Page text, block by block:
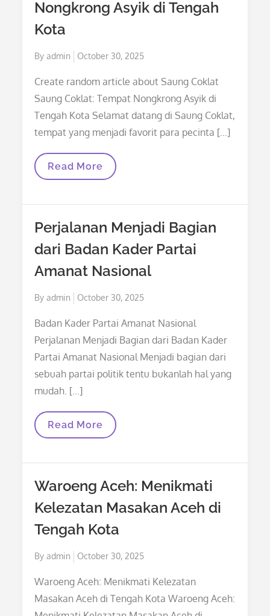
Nongkrong Asyik di Tengah
Kota
Byadmin
Posted
October 30, 2025
Create random article about Saung Coklat
Saung Coklat: Tempat Nongkrong Asyik di
Tengah Kota Selamat datang di Saung Coklat,
tempat yang menjadi favorit para pecinta […]
Saung
Coklat:
Asyik
Tengah
Kota
Read More
Perjalanan Menjadi Bagian
dari Badan Kader Partai
Amanat Nasional
Byadmin
Posted
October 30, 2025
Badan Kader Partai Amanat Nasional
Perjalanan Menjadi Bagian dari Badan Kader
Partai Amanat Nasional Menjadi bagian dari
sebuah partai politik tentu bukanlah hal yang
mudah. […]
Perjalanan
Menjadi
Badan
Partai
Nasional
Read More
Waroeng Aceh: Menikmati
Kelezatan Masakan Aceh di
Tengah Kota
Byadmin
Posted
October 30, 2025
Waroeng Aceh: Menikmati Kelezatan
Masakan Aceh di Tengah Kota Waroeng Aceh: